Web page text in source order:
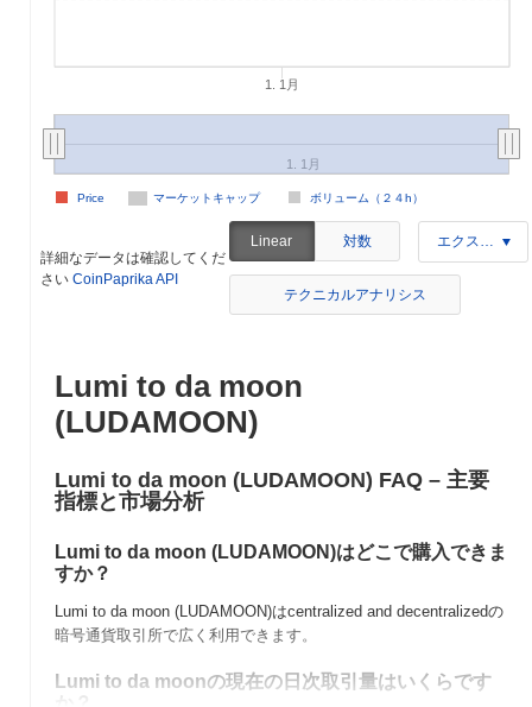
1. 1月
マーケットキャップ ボリューム（２４h）
Price
1. 1月
詳細なデータは確認してくだ
さい CoinPaprika API
Linear 対数 エクスポート
テクニカルアナリシス
Lumi to da moon
(LUDAMOON)
Lumi to da moon (LUDAMOON) FAQ – 主要
指標と市場分析
Lumi to da moon (LUDAMOON)はどこで購入できま
すか？
Lumi to da moon (LUDAMOON)はcentralized and decentralizedの
暗号通貨取引所で広く利用できます。
Lumi to da moonの現在の日次取引量はいくらです